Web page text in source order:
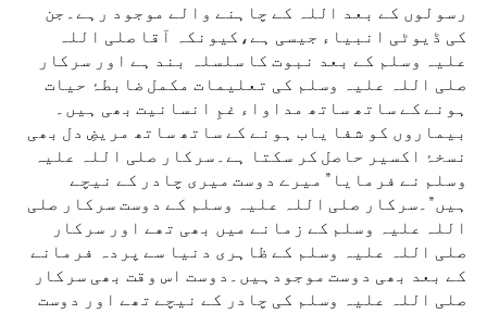
رسولوں کے بعد اللہ کے چاہنے والے موجود رہے۔جن
کی ڈیوٹی انبیاء جیسی ہے،کیونکہ آقا صلی اللہ
علیہ وسلم کے بعد نبوت کا سلسلہ بند ہے اور سرکار
صلی اللہ علیہ وسلم کی تعلیمات مکمل ضابطۂ حیات
ہونے کے ساتھ ساتھ مداواء غمِ انسانیت بھی ہیں۔
بیماروں کو شفا یاب ہونے کے ساتھ ساتھ مریضِ دل بھی
نسخۂ اکسیر حاصل کر سکتا ہے۔سرکار صلی اللہ علیہ
وسلم نے فرمایا” میرے دوست میری چادر کے نیچے
ہیں”۔سرکار صلی اللہ علیہ وسلم کے دوست سرکار صلی
اللہ علیہ وسلم کے زمانے میں بھی تھے اور سرکار
صلی اللہ علیہ وسلم کے ظاہری دنیا سے پردہ فرمانے
کے بعد بھی دوست موجودہیں۔دوست اس وقت بھی سرکار
صلی اللہ علیہ وسلم کی چادر کے نیچے تھے اور دوست